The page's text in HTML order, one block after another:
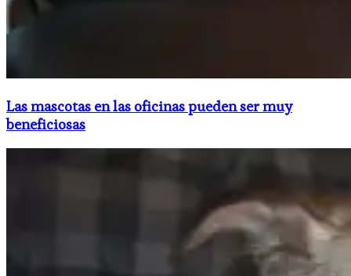
Las mascotas en las oficinas pueden ser muy
beneficiosas